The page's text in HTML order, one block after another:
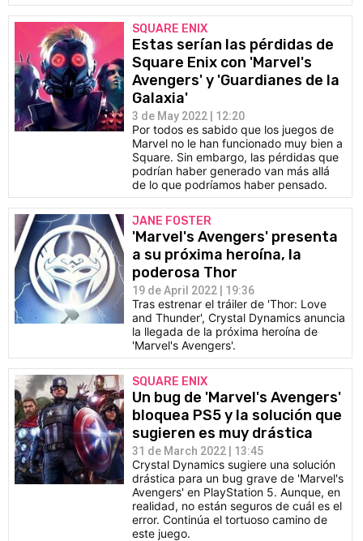
SQUARE ENIX
Estas serían las pérdidas de
Square Enix con 'Marvel's
Avengers' y 'Guardianes de la
Galaxia'
3 de May 2022 | 12:20
Por todos es sabido que los juegos de
Marvel no le han funcionado muy bien a
Square. Sin embargo, las pérdidas que
podrían haber generado van más allá
de lo que podríamos haber pensado.
JANE FOSTER
'Marvel's Avengers' presenta
a su próxima heroína, la
poderosa Thor
19 de April 2022 | 19:36
Tras estrenar el tráiler de 'Thor: Love
and Thunder', Crystal Dynamics anuncia
la llegada de la próxima heroína de
'Marvel's Avengers'.
SQUARE ENIX
Un bug de 'Marvel's Avengers'
bloquea PS5 y la solución que
sugieren es muy drástica
31 de March 2022 | 13:45
Crystal Dynamics sugiere una solución
drástica para un bug grave de 'Marvel's
Avengers' en PlayStation 5. Aunque, en
realidad, no están seguros de cuál es el
error. Continúa el tortuoso camino de
este juego.